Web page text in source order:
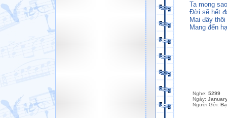
Ta mong
Ðời sẽ hết
Mai đây
Mang đến
Nghe: 5299
Ngày:
Người Gởi: